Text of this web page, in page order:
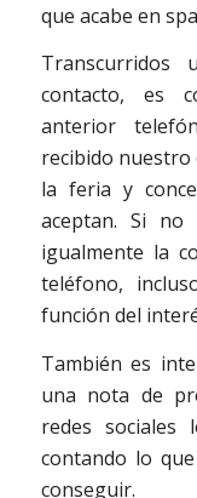
que acabe en
Transcurridos
contacto, es
anterior
recibido
la feria y
aceptan. Si
igualmente la
teléfono,
función del
También es
una nota de
redes sociales
contando lo
conseguir.